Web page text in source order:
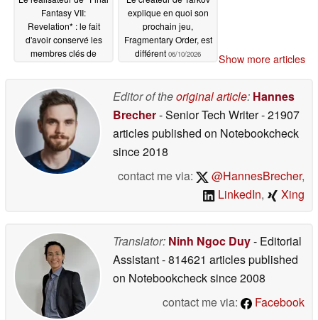
Fantasy VII:
Revelation* : le fait
d'avoir conservé les
membres clés de
aux cycles de
développement actuels
des jeux AAA06/11/2026
explique en quoi son
prochain jeu,
Fragmentary Order, est
différent 06/10/2026 Show more articles
Editor of theoriginal article: Hannes
Brecher- Senior Tech Writer- 21907
articles published on Notebookcheck
since 2018
contact me via:
@HannesBrecher,
LinkedIn, Xing
Translator: Ninh Ngoc Duy- Editorial
Assistant- 814621 articles published
on Notebookchecksince 2008
contact me via:
Facebook